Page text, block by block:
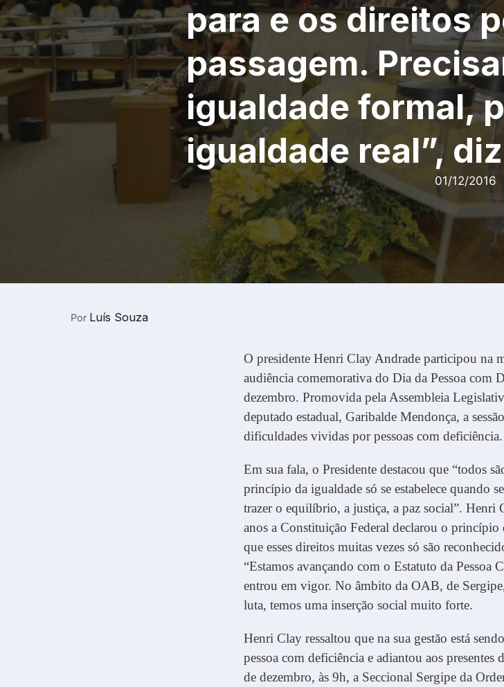
para e os direitos
passagem.
igualdade formal,
igualdade real”,
01/12/2016
Por Luís Souza
O presidente Henri Clay Andrade participou na
audiência comemorativa do Dia da Pessoa com
dezembro. Promovida pela Assembleia
deputado estadual, Garibalde Mendonça, a
dificuldades vividas por pessoas com deficiência.
Em sua fala, o Presidente destacou que “todos
princípio da igualdade só se estabelece quando
trazer o equilíbrio, a justiça, a paz social”. Henri
anos a Constituição Federal declarou o princípio
que esses direitos muitas vezes só são
“Estamos avançando com o Estatuto da Pessoa
entrou em vigor. No âmbito da OAB, de
luta, temos uma inserção social muito forte.
Henri Clay ressaltou que na sua gestão está
pessoa com deficiência e adiantou aos presentes
de dezembro, às 9h, a Seccional Sergipe da